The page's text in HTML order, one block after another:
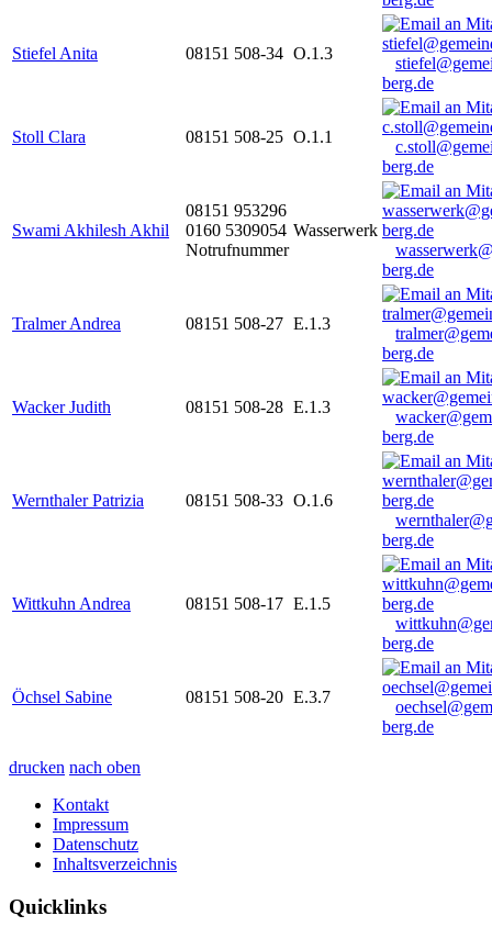
Stiefel Anita 08151 508-34 O.1.3
berg.de
Stoll Clara 08151 508-25 O.1.1
berg.de
Swami Akhilesh Akhil
08151 953296
0160 5309054
Notrufnummer
Wasserwerk
berg.de
Tralmer Andrea 08151 508-27 E.1.3
berg.de
Wacker Judith 08151 508-28 E.1.3
berg.de
Wernthaler Patrizia 08151 508-33 O.1.6
berg.de
Wittkuhn Andrea 08151 508-17 E.1.5
berg.de
Öchsel Sabine 08151 508-20 E.3.7
berg.de
drucken nach oben
Kontakt
Impressum
Datenschutz
Inhaltsverzeichnis
Quicklinks